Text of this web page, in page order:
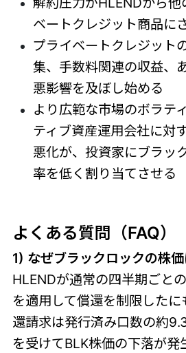
ベートクレジット商品に
プライベートクレジット
集、手数料関連の収益、
悪影響を及ぼし始める
より広範な市場のボラテ
ティブ資産運用会社に対
悪化が、投資家にブラッ
率を低く割り当てさせる
よくある質問（FAQ）
1) なぜブラックロックの株
HLENDが通常の四半期ごと
を適用して償還を制限した
還請求は発行済み口数の約
を受けてBLK株価の下落が発